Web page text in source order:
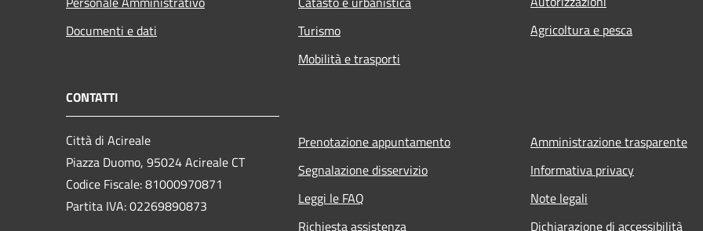
Documenti e dati
Turismo
Mobilità e trasporti
Agricoltura e pesca
CONTATTI
Città di Acireale
Piazza Duomo, 95024 Acireale CT
Codice Fiscale: 81000970871
Partita IVA: 02269890873
Prenotazione appuntamento
Segnalazione disservizio
Leggi le FAQ
Richiesta assistenza
Amministrazione trasparente
Informativa privacy
Note legali
Dichiarazione di accessibilità